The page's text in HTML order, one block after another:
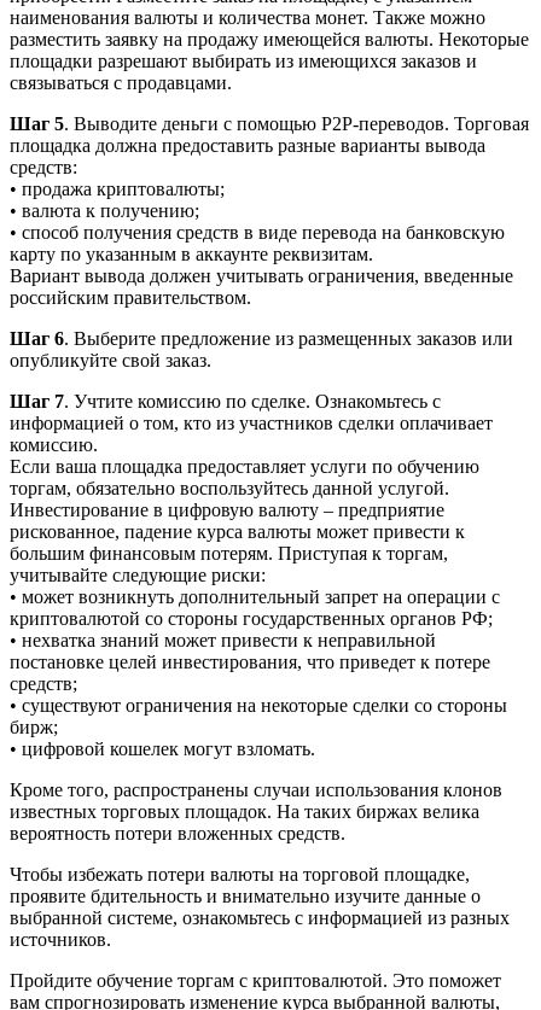
наименования валюты и количества монет. Также можно
разместить заявку на продажу имеющейся валюты. Некоторые
площадки разрешают выбирать из имеющихся заказов и
связываться с продавцами.
Шаг 5. Выводите деньги с помощью Р2Р-переводов. Торговая
площадка должна предоставить разные варианты вывода
средств:
• продажа криптовалюты;
• валюта к получению;
• способ получения средств в виде перевода на банковскую
карту по указанным в аккаунте реквизитам.
Вариант вывода должен учитывать ограничения, введенные
российским правительством.
Шаг 6. Выберите предложение из размещенных заказов или
опубликуйте свой заказ.
Шаг 7. Учтите комиссию по сделке. Ознакомьтесь с
информацией о том, кто из участников сделки оплачивает
комиссию.
Если ваша площадка предоставляет услуги по обучению
торгам, обязательно воспользуйтесь данной услугой.
Инвестирование в цифровую валюту – предприятие
рискованное, падение курса валюты может привести к
большим финансовым потерям. Приступая к торгам,
учитывайте следующие риски:
• может возникнуть дополнительный запрет на операции с
криптовалютой со стороны государственных органов РФ;
• нехватка знаний может привести к неправильной
постановке целей инвестирования, что приведет к потере
средств;
• существуют ограничения на некоторые сделки со стороны
бирж;
• цифровой кошелек могут взломать.
Кроме того, распространены случаи использования клонов
известных торговых площадок. На таких биржах велика
вероятность потери вложенных средств.
Чтобы избежать потери валюты на торговой площадке,
проявите бдительность и внимательно изучите данные о
выбранной системе, ознакомьтесь с информацией из разных
источников.
Пройдите обучение торгам с криптовалютой. Это поможет
вам спрогнозировать изменение курса выбранной валюты,